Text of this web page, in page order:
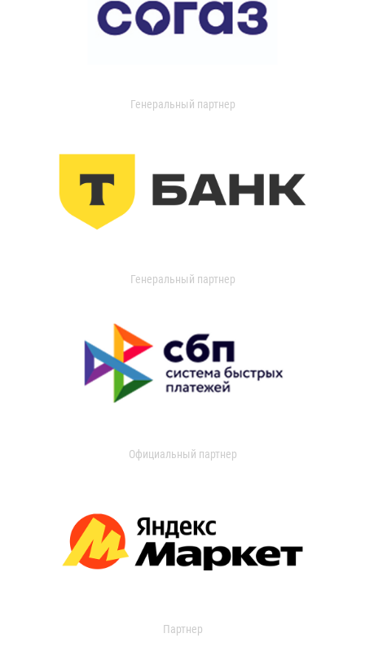
Генеральный партнер
Генеральный партнер
Официальный партнер
Партнер